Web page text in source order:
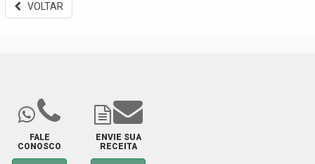
VOLTAR
FALE
CONOSCO
ENVIE SUA
RECEITA